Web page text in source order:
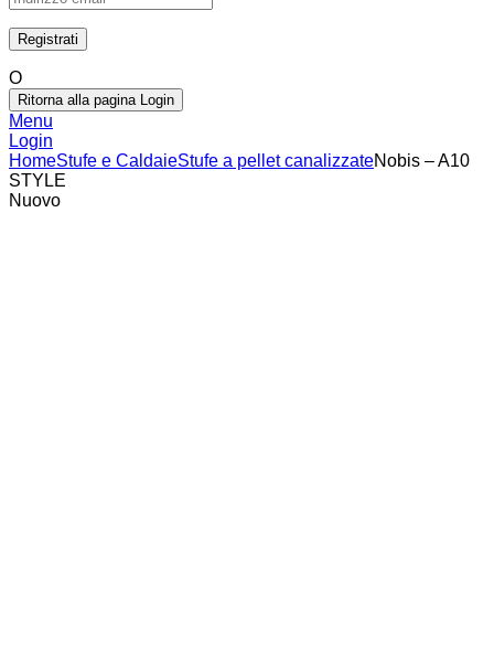
O
Ritorna alla pagina Login
Menu
Login
HomeStufe e CaldaieStufe a pellet canalizzateNobis – A10
STYLE
Nuovo